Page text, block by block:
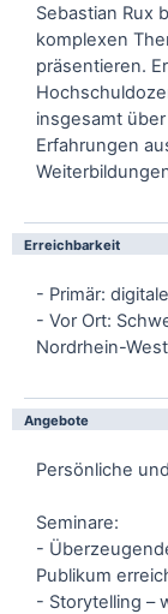
Sebastian Rux
komplexen
präsentieren.
insgesamt
Erfahrungen
Erreichbarkeit
- Primär:
- Vor Ort:
Nordrhein-
Angebote
Persönliche
Seminare:
-
Publikum
- Storytelling –